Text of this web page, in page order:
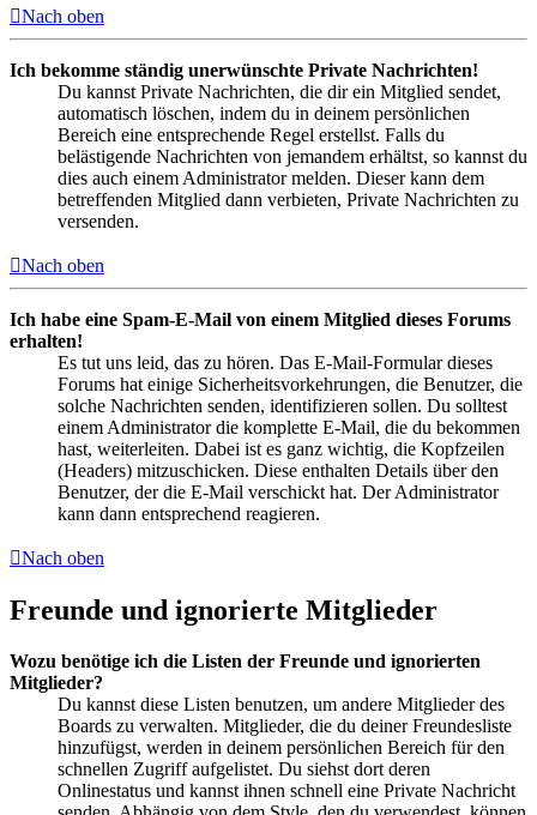
Nach oben
Ich bekomme ständig unerwünschte Private Nachrichten!
Du kannst Private Nachrichten, die dir ein Mitglied sendet,
automatisch löschen, indem du in deinem persönlichen
Bereich eine entsprechende Regel erstellst. Falls du
belästigende Nachrichten von jemandem erhältst, so kannst du
dies auch einem Administrator melden. Dieser kann dem
betreffenden Mitglied dann verbieten, Private Nachrichten zu
versenden.
Nach oben
Ich habe eine Spam-E-Mail von einem Mitglied dieses Forums
erhalten!
Es tut uns leid, das zu hören. Das E-Mail-Formular dieses
Forums hat einige Sicherheitsvorkehrungen, die Benutzer, die
solche Nachrichten senden, identifizieren sollen. Du solltest
einem Administrator die komplette E-Mail, die du bekommen
hast, weiterleiten. Dabei ist es ganz wichtig, die Kopfzeilen
(Headers) mitzuschicken. Diese enthalten Details über den
Benutzer, der die E-Mail verschickt hat. Der Administrator
kann dann entsprechend reagieren.
Nach oben
Freunde und ignorierte Mitglieder
Wozu benötige ich die Listen der Freunde und ignorierten
Mitglieder?
Du kannst diese Listen benutzen, um andere Mitglieder des
Boards zu verwalten. Mitglieder, die du deiner Freundesliste
hinzufügst, werden in deinem persönlichen Bereich für den
schnellen Zugriff aufgelistet. Du siehst dort deren
Onlinestatus und kannst ihnen schnell eine Private Nachricht